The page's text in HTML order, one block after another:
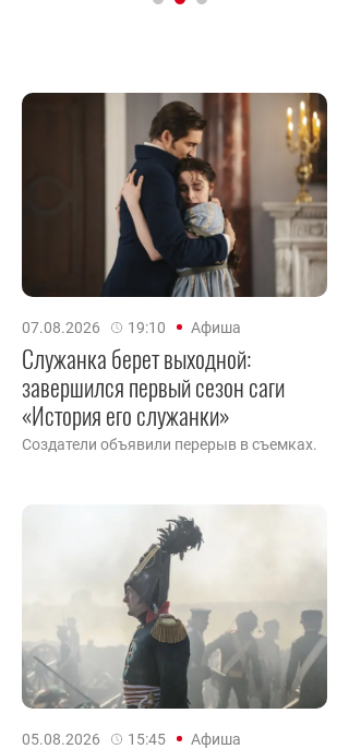
07.08.2026 19:10 Афиша
Служанка берет выходной:
завершился первый сезон саги
«История его служанки»
Создатели объявили перерыв в съемках.
05.08.2026 15:45 Афиша